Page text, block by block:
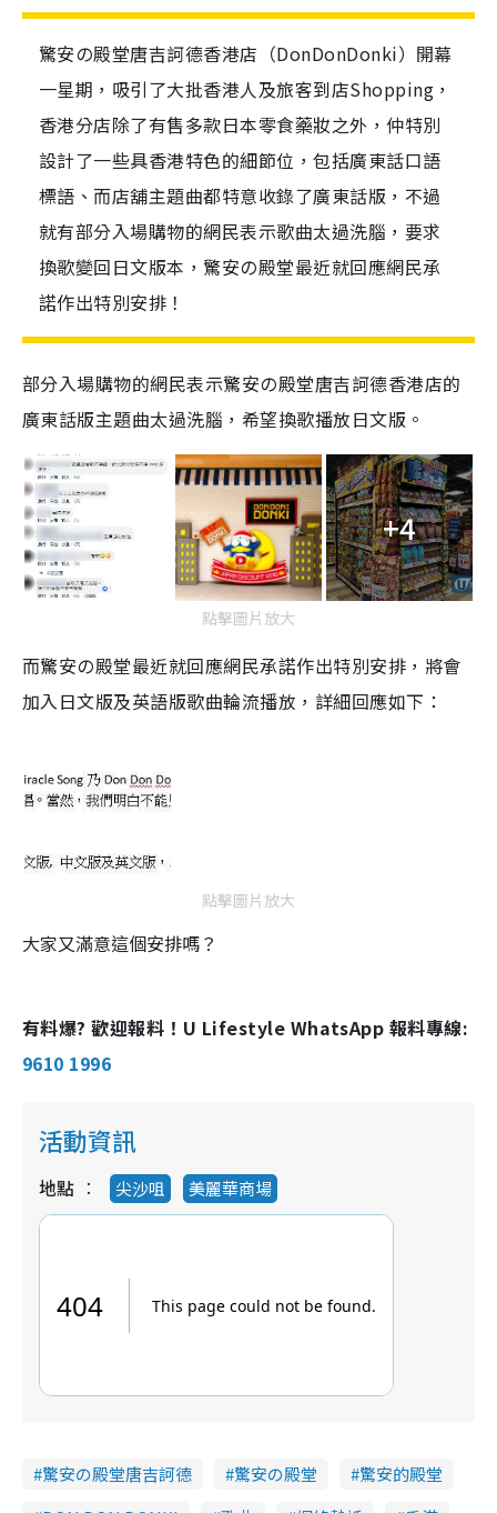
驚安の殿堂唐吉訶德香港店（DonDonDonki）開幕
一星期，吸引了大批香港人及旅客到店Shopping，
香港分店除了有售多款日本零食藥妝之外，仲特別
設計了一些具香港特色的細節位，包括廣東話口語
標語、而店舖主題曲都特意收錄了廣東話版，不過
就有部分入場購物的網民表示歌曲太過洗腦，要求
換歌變回日文版本，驚安の殿堂最近就回應網民承
諾作出特別安排！
部分入場購物的網民表示驚安の殿堂唐吉訶德香港店的
廣東話版主題曲太過洗腦，希望換歌播放日文版。
+4
點擊圖片放大
而驚安の殿堂最近就回應網民承諾作出特別安排，將會
加入日文版及英語版歌曲輪流播放，詳細回應如下 ：
點擊圖片放大
大家又滿意這個安排嗎？
有料爆? 歡迎報料！U Lifestyle WhatsApp 報料專線:
9610 1996
活動資訊
地點 尖沙咀 美麗華商場
驚安の殿堂唐吉訶德 驚安の殿堂
驚安的殿堂